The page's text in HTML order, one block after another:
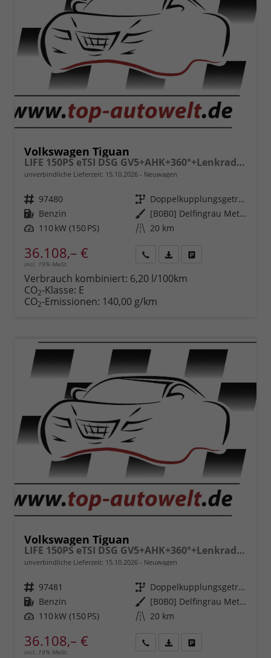
Volkswagen Tiguan
LIFE 150PS eTSI DSG GV5+AHK+360°+Lenkradheiz+IQ.Drive+ACC+App+eHeck+LED
unverbindliche Lieferzeit: 15.10.2026 Neuwagen
Fahrzeugnr. 97480 Getriebe
Doppelkupplungsgetriebe (DSG)
Kraftstoff Benzin Außenfarbe
[B0B0] Delfingrau Metallic
Leistung 110 kW (150 PS) Kilometerstand 20 km
36.108,– €
incl. 19% MwSt.
anfordern
Datei,
Verbrauch kombiniert: 6,20 l/100km
CO2-Klasse: E
CO2-Emissionen: 140,00 g/km
Volkswagen Tiguan
LIFE 150PS eTSI DSG GV5+AHK+360°+Lenkradheiz+IQ.Drive+ACC+App+eHeck+LED
unverbindliche Lieferzeit: 15.10.2026 Neuwagen
Fahrzeugnr. 97481 Getriebe
Doppelkupplungsgetriebe (DSG)
Kraftstoff Benzin Außenfarbe
[B0B0] Delfingrau Metallic
Leistung 110 kW (150 PS) Kilometerstand 20 km
36.108,– €
incl. 19% MwSt.